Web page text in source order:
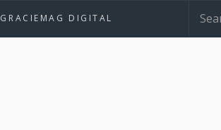
GRACIEMAG DIGITAL